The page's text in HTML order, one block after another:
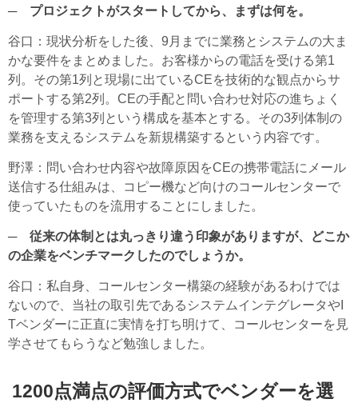
─ プロジェクトがスタートしてから、まずは何を。
谷口 ：現状分析をした後、9月までに業務とシステムの大ま
かな要件をまとめました。お客様からの電話を受ける第1
列。その第1列と現場に出ているCEを技術的な観点からサ
ポートする第2列。CEの手配と問い合わせ対応の進ちょく
を管理する第3列という構成を基本とする。その3列体制の
業務を支えるシステムを新規構築するという内容です。
野澤 ：問い合わせ内容や故障原因をCEの携帯電話にメール
送信する仕組みは、コピー機など向けのコールセンターで
使っていたものを流用することにしました。
─ 従来の体制とは丸っきり違う印象がありますが、どこか
の企業をベンチマークしたのでしょうか。
谷口 ：私自身、コールセンター構築の経験があるわけでは
ないので、当社の取引先であるシステムインテグレータやI
Tベンダーに正直に実情を打ち明けて、コールセンターを見
学させてもらうなど勉強しました。
1200点満点の評価方式でベンダーを選